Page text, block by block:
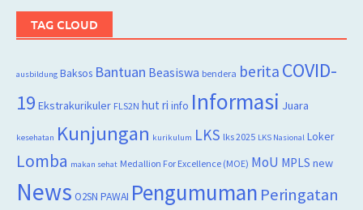
TAG CLOUD
ausbildung Baksos Bantuan Beasiswa bendera berita COVID-
19 Ekstrakurikuler FLS2N hut ri info Informasi Juara
kesehatan Kunjungan kurikulum LKS lks 2025 LKS Nasional Loker
Lomba makan sehat Medallion For Excellence (MOE) MoU MPLS new
News O2SN PAWAI Pengumuman Peringatan